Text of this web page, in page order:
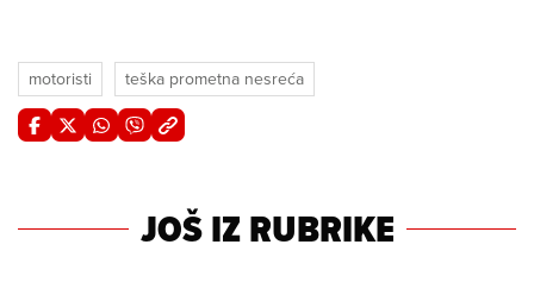
motoristi teška prometna nesreća
JOŠ IZ RUBRIKE